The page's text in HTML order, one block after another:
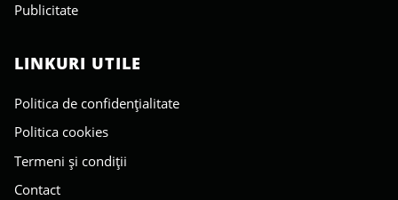
Publicitate
LINKURI UTILE
Politica de confidențialitate
Politica cookies
Termeni și condiții
Contact